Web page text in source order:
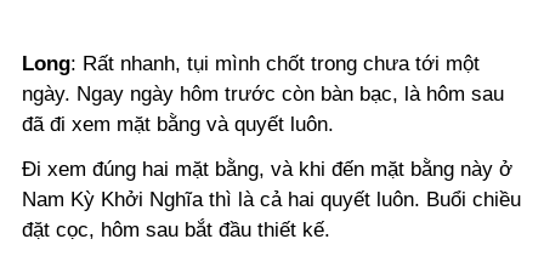
Long: Rất nhanh, tụi mình chốt trong chưa tới một
ngày. Ngay ngày hôm trước còn bàn bạc, là hôm sau
đã đi xem mặt bằng và quyết luôn.
Đi xem đúng hai mặt bằng, và khi đến mặt bằng này ở
Nam Kỳ Khởi Nghĩa thì là cả hai quyết luôn. Buổi chiều
đặt cọc, hôm sau bắt đầu thiết kế.